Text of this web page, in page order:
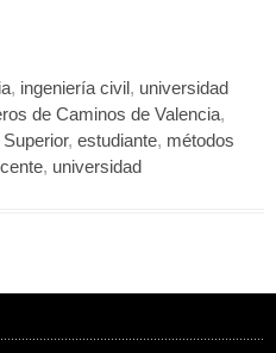
, ingeniería civil, universidad
de Caminos de Valencia,
, estudiante, métodos
, universidad